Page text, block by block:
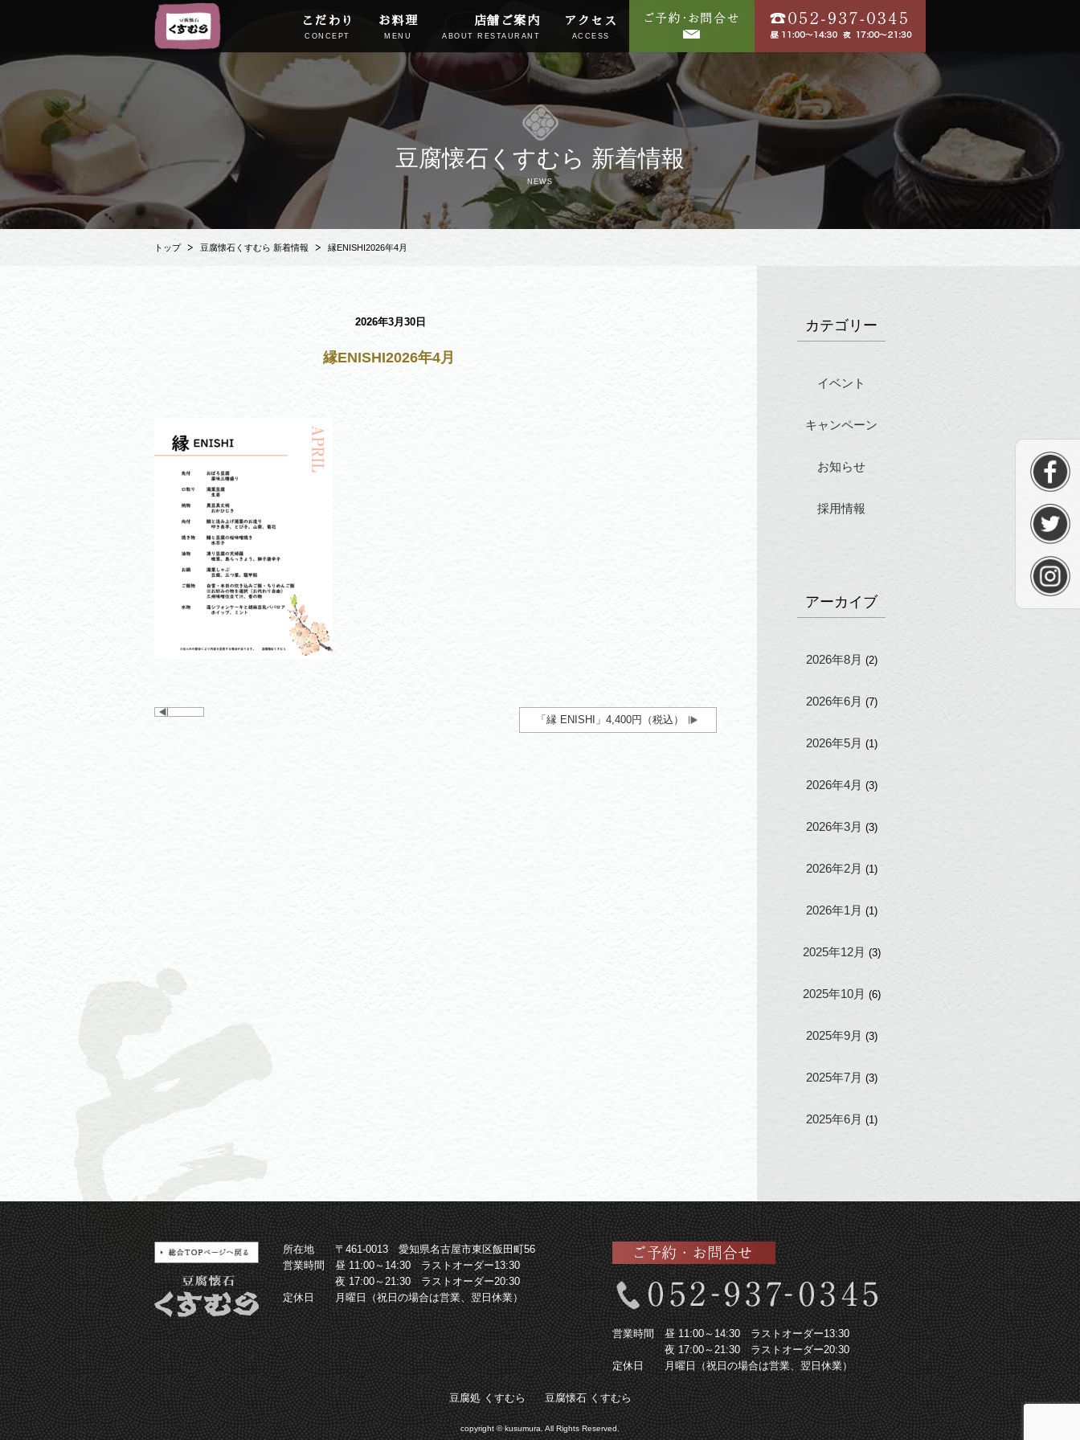
こだわり
CONCEPT
お料理
MENU
店舗ご案内
ABOUT RESTAURANT
アクセス
ACCESS
豆腐懐石くすむら 新着情報
NEWS
トップ 豆腐懐石くすむら 新着情報 縁ENISHI2026年4月
2026年3月30日
縁ENISHI2026年4月
「縁 ENISHI」4,400円（税込）
カテゴリー
イベント
キャンペーン
お知らせ
採用情報
アーカイブ
2026年8月 (2)
2026年6月 (7)
2026年5月 (1)
2026年4月 (3)
2026年3月 (3)
2026年2月 (1)
2026年1月 (1)
2025年12月 (3)
2025年10月 (6)
2025年9月 (3)
2025年7月 (3)
2025年6月 (1)
所在地
〒461-0013 愛知県名古屋市東区飯田町56
営業時間
昼 11:00～14:30 ラストオーダー13:30
夜 17:00～21:30 ラストオーダー20:30
定休日
月曜日（祝日の場合は営業、翌日休業）
営業時間
昼 11:00～14:30 ラストオーダー13:30
夜 17:00～21:30 ラストオーダー20:30
定休日
月曜日（祝日の場合は営業、翌日休業）
豆腐処 くすむら 豆腐懐石 くすむら
copyright © kusumura. All Rights Reserved.